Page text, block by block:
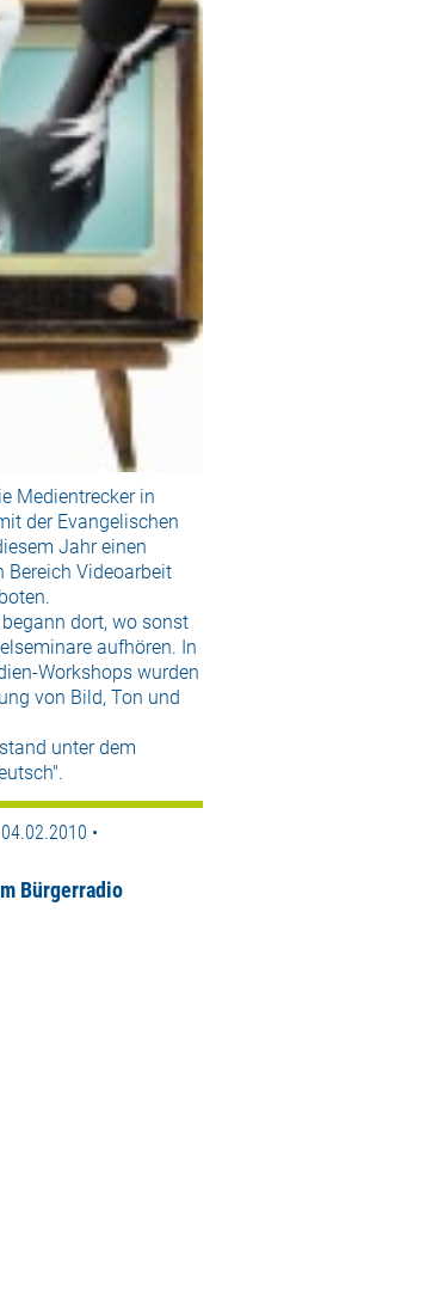
Medientrecker in
der Evangelischen
Jahr einen
Bereich Videoarbeit
dort, wo sonst
aufhören. In
Workshops wurden
von Bild, Ton und
unter dem
•
Bürgerradio